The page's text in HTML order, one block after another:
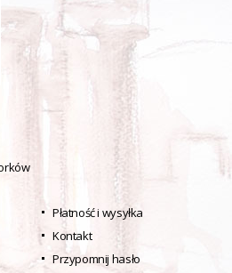
Płatność i wysyłka
Kontakt
Przypomnij hasło